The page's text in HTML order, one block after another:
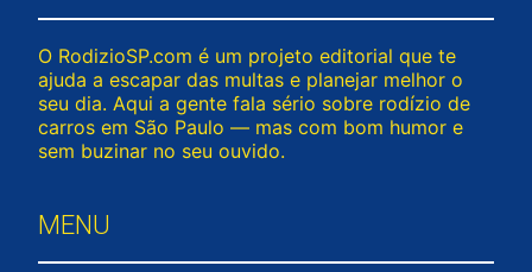
O RodizioSP.com é um projeto editorial que te
ajuda a escapar das multas e planejar melhor o
seu dia. Aqui a gente fala sério sobre rodízio de
carros em São Paulo — mas com bom humor e
sem buzinar no seu ouvido.
MENU